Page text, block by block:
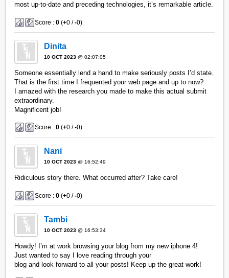
most up-to-date and preceding technologies, it’s remarkable article.
Score :0 (+0 /-0)
Dinita
10 OCT 2023 @ 02:07:05
Someone essentially lend a hand to make seriously posts I’d state.
That is the first time I frequented your web page and up to now?
I amazed with the research you made to make this actual submit
extraordinary.
Magnificent job!
Score :0 (+0 /-0)
Nani
10 OCT 2023 @ 16:52:49
Ridiculous story there. What occurred after? Take care!
Score :0 (+0 /-0)
Tambi
10 OCT 2023 @ 16:53:34
Howdy! I’m at work browsing your blog from my new iphone 4!
Just wanted to say I love reading through your
blog and look forward to all your posts! Keep up the great work!